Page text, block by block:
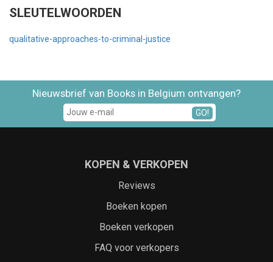
SLEUTELWOORDEN
qualitative-approaches-to-criminal-justice
Nieuwsbrief van Books in Belgium ontvangen?
GO!
KOPEN & VERKOPEN
Reviews
Boeken kopen
Boeken verkopen
FAQ voor verkopers